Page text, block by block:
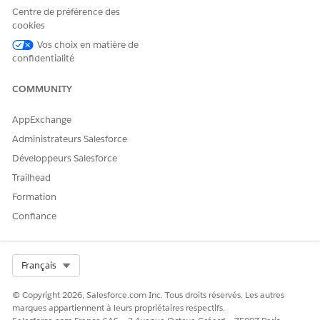
Dans le menu Contrôles de vue de liste, cliquez sur
Sélectionner les champs à afficher
DéplacezStatutvers Champs visibles, puis cliquez sur
Enregistrer
et Publié. Si votre organisation inclut des plans d’action
plan d’action migrés indiquent le statut Lecture seule.
CET ARTICLE A-T-IL RÉSOLU VOTRE PROBLÈME ?
Dites-nous ce que nous pouvons améliorer !
Centre de préférence des
cookies
Vos choix en matière de
confidentialité
COMMUNITY
AppExchange
Administrateurs Salesforce
Développeurs Salesforce
Trailhead
Formation
Confiance
Français
© Copyright 2026, Salesforce.com Inc. Tous droits réservés. Les autres
marques appartiennent à leurs propriétaires respectifs.